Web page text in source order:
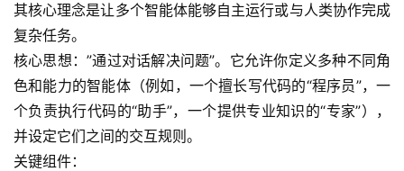
其核心理念是让多个智能体能够自主运行或与人类协作完成
复杂任务。
核心思想：”通过对话解决问题”。它允许你定义多种不同角
色和能力的智能体（例如，一个擅长写代码的“程序员”，一
个负责执行代码的“助手”，一个提供专业知识的“专家”），
并设定它们之间的交互规则。
关键组件：